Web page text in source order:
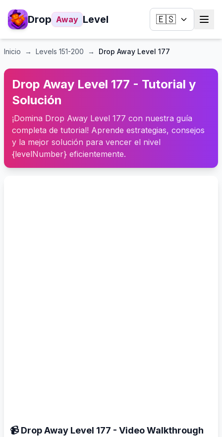
Drop Away Level 🇪🇸
Inicio → Levels 151-200 → Drop Away Level 177
Drop Away Level 177 - Tutorial y
Solución
¡Domina Drop Away Level 177 con nuestra guía
completa de tutorial! Aprende estrategias, consejos
y la mejor solución para vencer el nivel
{levelNumber} eficientemente.
📹 Drop Away Level 177 - Video Walkthrough